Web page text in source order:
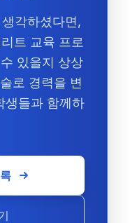
각하셨다면,
트 교육 프로
있을지 상상
로 경력을 변
생들과 함께하